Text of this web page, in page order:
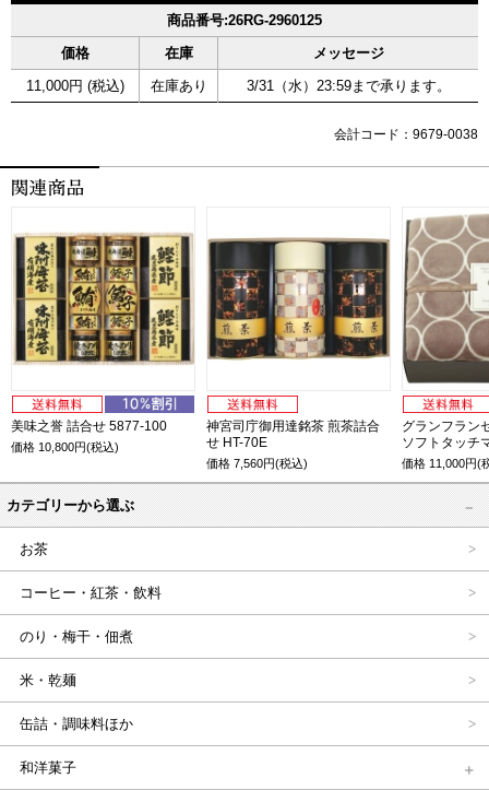
商品番号:26RG-2960125
価格
在庫
メッセージ
11,000円 (税込)
在庫あり 3/31（水）23:59まで承ります。
会計コード：9679-0038
美味之誉 詰合せ 5877-100
価格 10,800円(税込)
神宮司庁御用達銘茶 煎茶詰合
せ HT-70E
価格7,560円(税込)
グランフラン
ソフトタッチ
価格 11,000円(
カテゴリーから選ぶ
お茶
コーヒー・紅茶・飲料
のり・梅干・佃煮
米・乾麺
缶詰・調味料ほか
和洋菓子